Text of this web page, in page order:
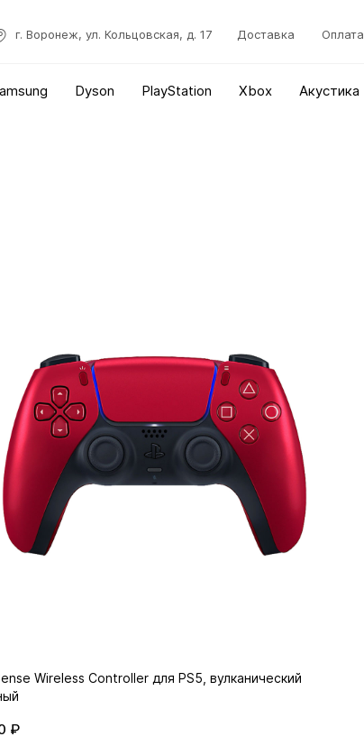
г. Воронеж, ул. Кольцовская, д. 17 Доставка Оплата
Dyson PlayStation Xbox Акустика
Wireless Controller для PS5, вулканический
₽